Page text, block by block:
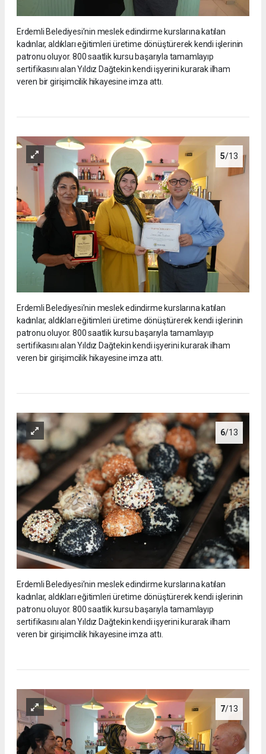
Erdemli Belediyesi’nin meslek edindirme kurslarına katılan
kadınlar, aldıkları eğitimleri üretime dönüştürerek kendi işlerinin
patronu oluyor. 800 saatlik kursu başarıyla tamamlayıp
sertifikasını alan Yıldız Dağtekin kendi işyerini kurarak ilham
veren bir girişimcilik hikayesine imza attı.
5/13
Erdemli Belediyesi’nin meslek edindirme kurslarına katılan
kadınlar, aldıkları eğitimleri üretime dönüştürerek kendi işlerinin
patronu oluyor. 800 saatlik kursu başarıyla tamamlayıp
sertifikasını alan Yıldız Dağtekin kendi işyerini kurarak ilham
veren bir girişimcilik hikayesine imza attı.
6/13
Erdemli Belediyesi’nin meslek edindirme kurslarına katılan
kadınlar, aldıkları eğitimleri üretime dönüştürerek kendi işlerinin
patronu oluyor. 800 saatlik kursu başarıyla tamamlayıp
sertifikasını alan Yıldız Dağtekin kendi işyerini kurarak ilham
veren bir girişimcilik hikayesine imza attı.
7/13